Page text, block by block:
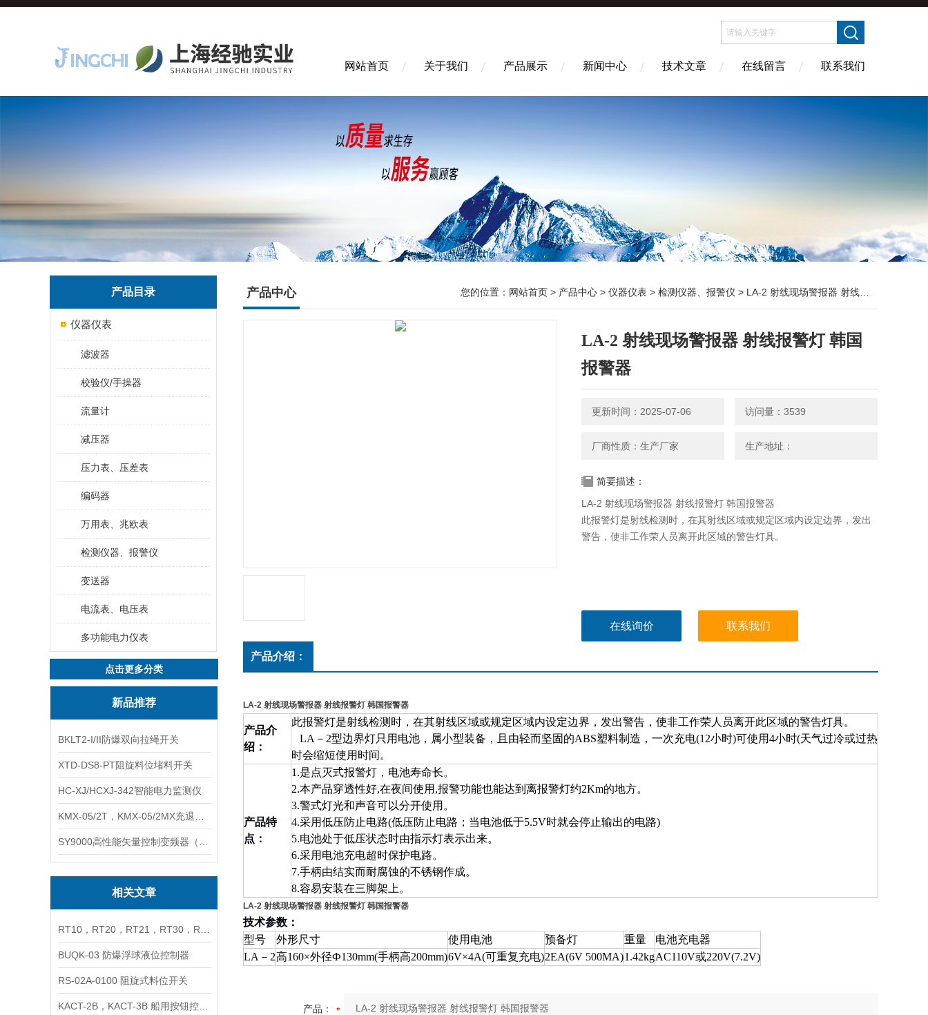
网站首页 关于我们 产品展示 新闻中心 技术文章 在线留言 联系我们
产品目录
仪器仪表
滤波器
校验仪/手操器
流量计
减压器
压力表、压差表
编码器
万用表、兆欧表
检测仪器、报警仪
变送器
电流表、电压表
多功能电力仪表
点击更多分类
新品推荐
BKLT2-I/II防爆双向拉绳开关
XTD-DS8-PT阻旋料位堵料开关
HC-XJ/HCXJ-342智能电力监测仪
相关文章
BUQK-03 防爆浮球液位控制器
RS-02A-0100 阻旋式料位开关
产品中心 您的位置： 网站首页 > 产品中心 > 仪器仪表 > 检测仪器、报警仪 > LA-2 射线现场警报器 射线报警灯 韩国报警器
LA-2 射线现场警报器 射线报警灯 韩国
报警器
更新时间：2025-07-06 访问量：3539
厂商性质：生产厂家 生产地址：
简要描述：
LA-2 射线现场警报器 射线报警灯 韩国报警器
此报警灯是射线检测时，在其射线区域或规定区域内设定边界，发出
警告，使非工作荣人员离开此区域的警告灯具。
在线询价 联系我们
产品介绍：
LA-2 射线现场警报器 射线报警灯 韩国报警器
产品介
绍：
此报警灯是射线检测时，在其射线区域或规定区域内设定边界，发出警告，使非工作荣人员离开此区域的警告灯具。
LA － 2型边界灯只用电池，属小型装备，且由轻而坚固的ABS塑料制造，一次充电(12小时)可使用4小时(天气过冷或过热
时会缩短使用时间。
产品特
点：
1.是点灭式报警灯，电池寿命长。
2.本产品穿透性好,在夜间使用 ,报警功能也能达到离报警灯约2Km的地方。
3.警式灯光和声音可以分开使用。
4.采用低压防止电路(低压防止电路；当电池低于5.5V时就会停止输出的电路)
5.电池处于低压状态时由指示灯表示出来。
6.采用电池充电超时保护电路。
7.手柄由结实而耐腐蚀的不锈钢作成。
8.容易安装在三脚架上。
LA-2 射线现场警报器 射线报警灯 韩国报警器
技术参数：
型号
外形尺寸 使用电池 预备灯 重量
电池充电器
LA － 2高160×外径Ф130mm(手柄高200mm)6V×4A(可重复充电)2EA(6V 500MA)1.42kgAC110V或220V(7.2V)
产品：